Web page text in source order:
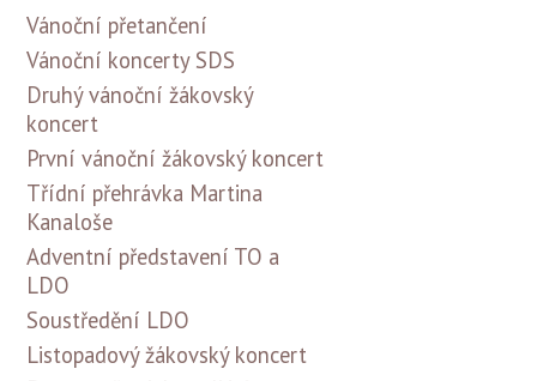
Vánoční přetančení
Vánoční koncerty SDS
Druhý vánoční žákovský
koncert
První vánoční žákovský koncert
Třídní přehrávka Martina
Kanaloše
Adventní představení TO a
LDO
Soustředění LDO
Listopadový žákovský koncert